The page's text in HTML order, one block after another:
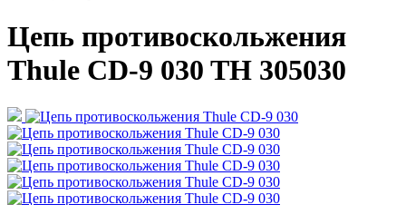
Цепь противоскольжения
Thule CD-9 030 TH 305030